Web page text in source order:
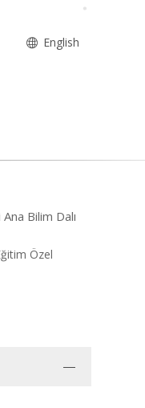
English
Bilim Dalı
Özel